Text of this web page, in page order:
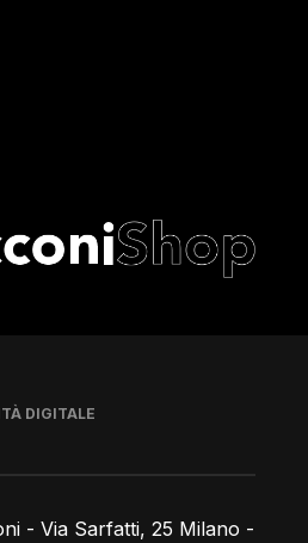
- Via Sarfatti, 25 Milano -
DIGITALE